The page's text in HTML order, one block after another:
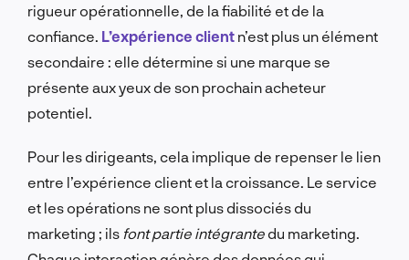
rigueur opérationnelle, de la fiabilité et de la
confiance. L’expérience client n’est plus un élément
secondaire : elle détermine si une marque se
présente aux yeux de son prochain acheteur
potentiel.
Pour les dirigeants, cela implique de repenser le lien
entre l’expérience client et la croissance. Le service
et les opérations ne sont plus dissociés du
marketing ; ils font partie intégrante du marketing.